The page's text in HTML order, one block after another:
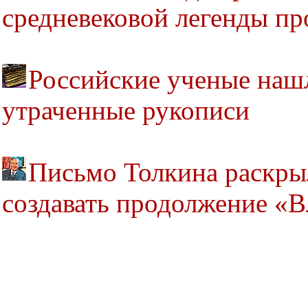
средневековой легенды
Российские ученые
утраченные рукописи
Письмо Толкина
создавать продолжение